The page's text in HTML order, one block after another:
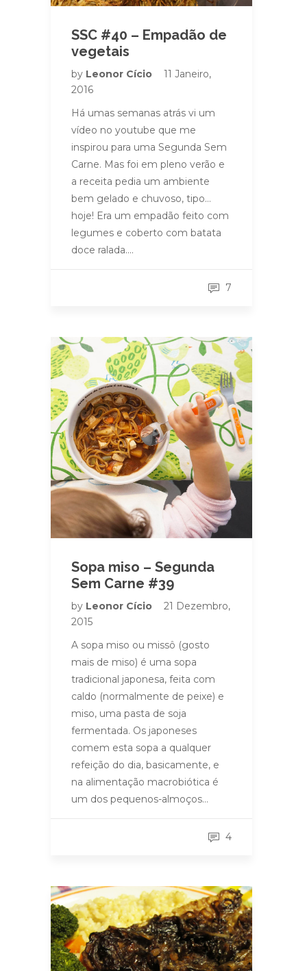
SSC #40 – Empadão de
vegetais
by Leonor Cício
11 Janeiro,
2016
Há umas semanas atrás vi um
vídeo no youtube que me
inspirou para uma Segunda Sem
Carne. Mas foi em pleno verão e
a receita pedia um ambiente
bem gelado e chuvoso, tipo…
hoje! Era um empadão feito com
legumes e coberto com batata
doce ralada….
7
Sopa miso – Segunda
Sem Carne #39
by Leonor Cício
21 Dezembro,
2015
A sopa miso ou missô (gosto
mais de miso) é uma sopa
tradicional japonesa, feita com
caldo (normalmente de peixe) e
miso, uma pasta de soja
fermentada. Os japoneses
comem esta sopa a qualquer
refeição do dia, basicamente, e
na alimentação macrobiótica é
um dos pequenos-almoços…
4